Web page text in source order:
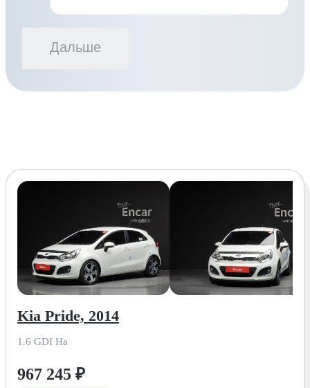
Дальше
Kia Pride, 2014
1.6 GDI Ha
967 245 ₽